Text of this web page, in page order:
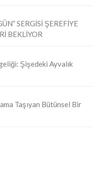
SERGİSİ ŞEREFİYE
BEKLİYOR
Şişedeki Ayvalık
Taşıyan Bütünsel Bir